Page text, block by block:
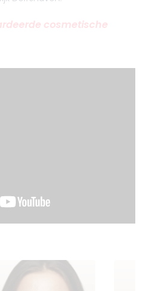
cosmetische